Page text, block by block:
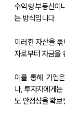
수익형 부동산이
는 방식입니다.
이러한 자산을
자로부터 자금을
이를 통해 기업
나, 투자자에게
도 안정성을 확보